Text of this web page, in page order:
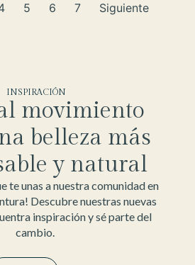
5 6 7 Siguiente
INSPIRACIÓN
movimiento
belleza más
y natural
te unas a nuestra comunidad en
Descubre nuestras nuevas
inspiración y sé parte del
cambio.